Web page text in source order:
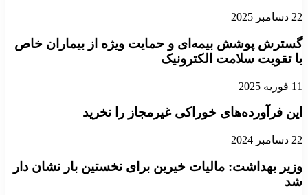
22 دسامبر 2025
گسترش پوشش بیمه‌ای و حمایت ویژه از بیماران خاص
با تقویت سلامت الکترونیک
11 فوریه 2025
این فرآورده‌های خوراکی غیرمجاز را نخرید
22 دسامبر 2024
وزیر بهداشت: مالیات خیرین برای نخستین بار نشان دار
شد